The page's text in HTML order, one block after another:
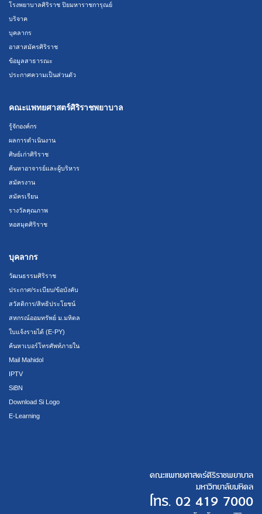
โรงพยาบาลศิริราช ปิยมหาราชการุณย์
บริจาค
บุคลากร
อาสาสมัครศิริราช
ข้อมูลสาธารณะ
ประกาศความเป็นส่วนตัว
คณะแพทยศาสตร์ศิริราชพยาบาล
รู้จักองค์กร
ผลการดำเนินงาน
ศิษย์เก่าศิริราช
ค้นหาอาจารย์และผู้บริหาร
สมัครงาน
สมัครเรียน
รางวัลคุณภาพ
หอสมุดศิริราช
บุคลากร
วัฒนธรรมศิริราช
ประกาศ/ระเบียบ/ข้อบังคับ
สวัสดิการ/สิทธิประโยชน์
สหกรณ์ออมทรัพย์ ม.มหิดล
ใบแจ้งรายได้ (E-PY)
ค้นหาเบอร์โทรศัพท์ภายใน
Mail Mahidol
IPTV
SiBN
Download Si Logo
E-Learning
คณะแพทยศาสตร์ศิริราชพยาบาล
มหาวิทยาลัยมหิดล
โทร. 02 419 7000